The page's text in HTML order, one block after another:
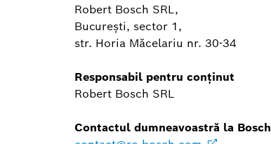
Robert Bosch SRL,
București, sector 1,
str. Horia Măcelariu nr. 30-34
Responsabil pentru conținut
Robert Bosch SRL
Contactul dumneavoastră la Bosch